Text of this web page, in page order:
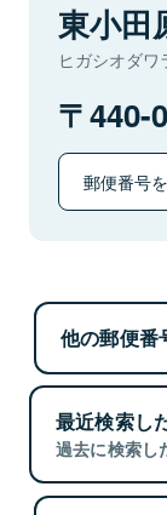
東小田
ヒガシオダワ
440-
郵便番号
他の郵便番
最近検索し
過去に検索し